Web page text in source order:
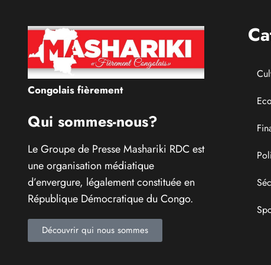
Congolais fièrement
Qui sommes-nous?
Le Groupe de Presse Mashariki RDC est
une organisation médiatique
d’envergure, légalement constituée en
République Démocratique du Congo.
Découvrir qui nous sommes